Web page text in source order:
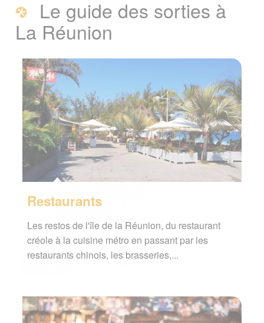
Le guide des sorties à
La Réunion
Restaurants
Les restos de l'île de la Réunion, du restaurant
créole à la cuisine métro en passant par les
restaurants chinois, les brasseries,...